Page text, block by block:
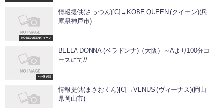
KOBEQUEENクイーン
情報提供(さっつん)[C]→KOBE QUEEN (クイーン)(兵
庫県神戸市)
Aの体験記
BELLA DONNA (ベラドンナ)（大阪）～Aより100分コ
ースにて//
情報提供(まさおくん)[C]→VENUS (ヴィーナス)(岡山
県岡山市)